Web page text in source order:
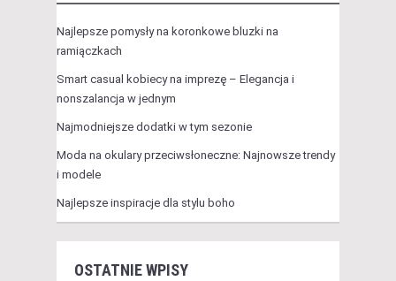
Najlepsze pomysły na koronkowe bluzki na
ramiączkach
Smart casual kobiecy na imprezę – Elegancja i
nonszalancja w jednym
Najmodniejsze dodatki w tym sezonie
Moda na okulary przeciwsłoneczne: Najnowsze trendy
i modele
Najlepsze inspiracje dla stylu boho
OSTATNIE WPISY